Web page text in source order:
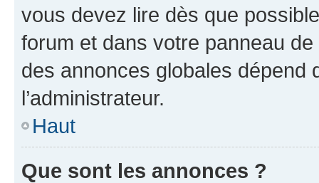
vous devez lire dès que
forum et dans votre panneau
des annonces globales dépend
l’administrateur.
Haut
Que sont les annonces ?